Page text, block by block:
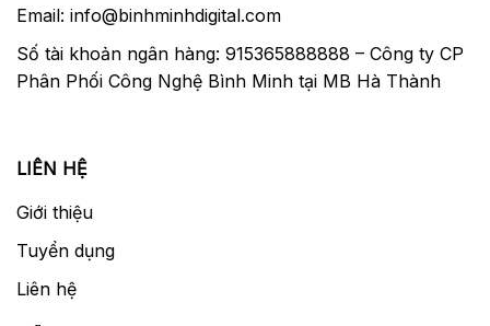
Email: info@binhminhdigital.com
Số tài khoản ngân hàng: 915365888888 – Công ty CP
Phân Phối Công Nghệ Bình Minh tại MB Hà Thành
LIÊN HỆ
Giới thiệu
Tuyển dụng
Liên hệ